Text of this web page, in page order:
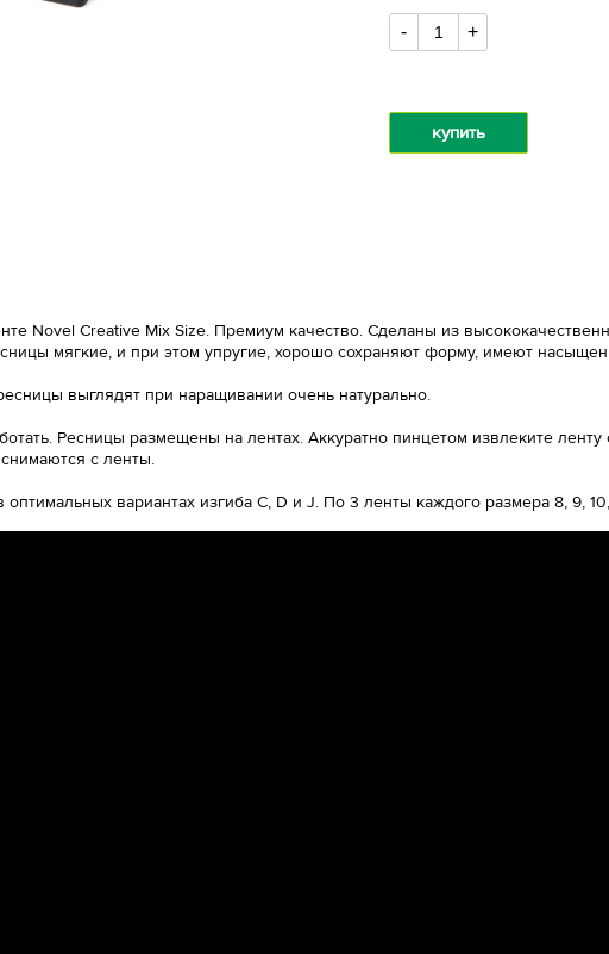
- +
купить
Novel Creative Mix Size. Премиум качество. Сделаны из
мягкие, и при этом упругие, хорошо сохраняют форму, имеют
выглядят при наращивании очень натурально.
Ресницы размещены на лентах. Аккуратно пинцетом извлеките
с ленты.
вариантах изгиба С, D и J. По 3 ленты каждого размера 8, 9,